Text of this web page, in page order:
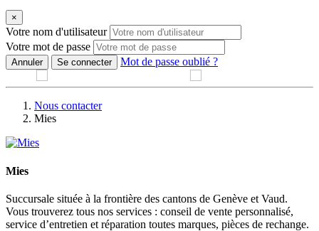
×
Votre nom d'utilisateur
Votre mot de passe
Annuler Se connecter Mot de passe oublié ?
Nous contacter
Mies
Mies
Succursale située à la frontière des cantons de Genève et Vaud.
Vous trouverez tous nos services : conseil de vente personnalisé,
service d’entretien et réparation toutes marques, pièces de rechange.